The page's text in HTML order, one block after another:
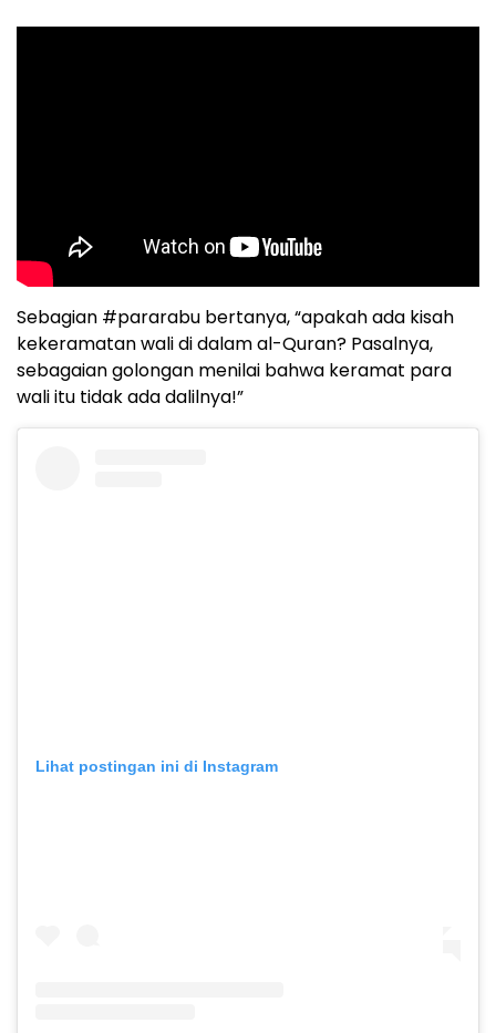
Sebagian #pararabu bertanya, “apakah ada kisah
kekeramatan wali di dalam al-Quran? Pasalnya,
sebagaian golongan menilai bahwa keramat para
wali itu tidak ada dalilnya!”
Lihat postingan ini di Instagram